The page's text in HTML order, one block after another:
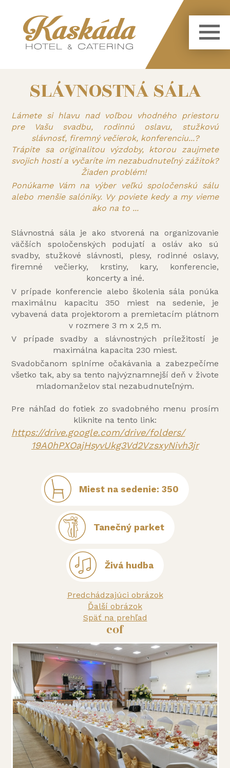
SLÁVNOSTNÁ SÁLA
Lámete si hlavu nad voľbou vhodného priestoru
pre Vašu svadbu, rodinnú oslavu, stužkovú
slávnosť, firemný večierok, konferenciu...?
Trápite sa originalitou výzdoby, ktorou zaujmete
svojich hostí a vyčaríte im nezabudnuteľný zážitok?
Žiaden problém!
Ponúkame Vám na výber veľkú spoločenskú sálu
alebo menšie salóniky. Vy poviete kedy a my vieme
ako na to ...
Slávnostná sála je ako stvorená na organizovanie
väčších spoločenských podujatí a osláv ako sú
svadby, stužkové slávnosti, plesy, rodinné oslavy,
firemné večierky, krstiny, kary, konferencie,
koncerty a iné.
V prípade konferencie alebo školenia sála ponúka
maximálnu kapacitu 350 miest na sedenie, je
vybavená data projektorom a premietacím plátnom
v rozmere 3 m x 2,5 m.
V prípade svadby a slávnostných príležitostí je
maximálna kapacita 230 miest.
Svadobčanom splníme očakávania a zabezpečíme
všetko tak, aby sa tento najvýznamnejší deň v živote
mladomanželov stal nezabudnuteľným.
Pre náhľad do fotiek zo svadobného menu prosím
kliknite na tento link:
https://drive.google.com/drive/folders/
19A0hPXOajHsyvUkg3Vd2VzsxyNivh3jr
Miest na sedenie: 350
Tanečný parket
Živá hudba
Predchádzajúci obrázok
Ďalší obrázok
Späť na prehľad
cof